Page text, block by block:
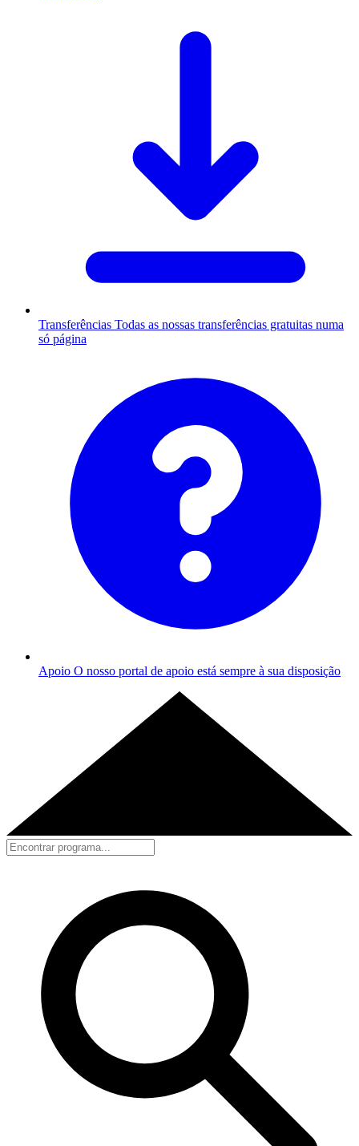
Transferências Todas as nossas transferências gratuitas numa
só página
Apoio O nosso portal de apoio está sempre à sua disposição